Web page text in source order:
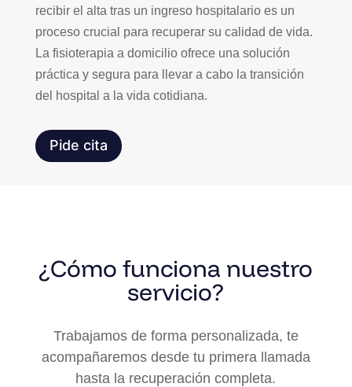
recibir el alta tras un ingreso hospitalario es un
proceso crucial para recuperar su calidad de vida.
La fisioterapia a domicilio ofrece una solución
práctica y segura para llevar a cabo la transición
del hospital a la vida cotidiana.
Pide cita
¿Cómo funciona nuestro
servicio?
Trabajamos de forma personalizada, te
acompañaremos desde tu primera llamada
hasta la recuperación completa.